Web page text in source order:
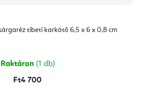
tibeti karkötő 6,5 x 6 x 0,8 cm
Raktáron (1 db)
Ft4 700